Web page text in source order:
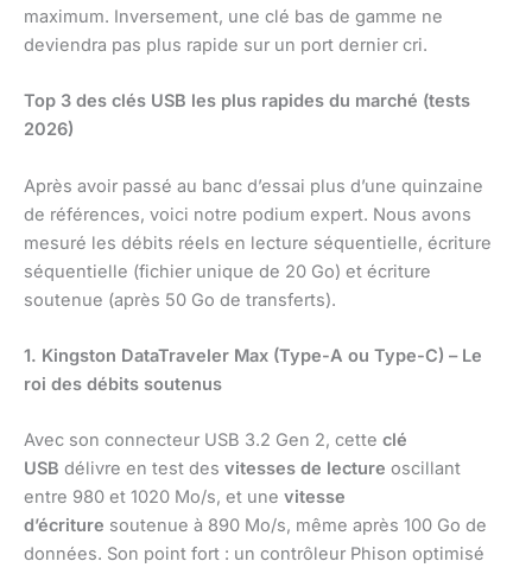
maximum. Inversement, une clé bas de gamme ne
deviendra pas plus rapide sur un port dernier cri.
Top 3 des clés USB les plus rapides du marché (tests
2026)
Après avoir passé au banc d’essai plus d’une quinzaine
de références, voici notre podium expert. Nous avons
mesuré les débits réels en lecture séquentielle, écriture
séquentielle (fichier unique de 20 Go) et écriture
soutenue (après 50 Go de transferts).
1. Kingston DataTraveler Max (Type-A ou Type-C) – Le
roi des débits soutenus
Avec son connecteur USB 3.2 Gen 2, cette clé
USB délivre en test des vitesses de lecture oscillant
entre 980 et 1020 Mo/s, et une vitesse
d’écriture soutenue à 890 Mo/s, même après 100 Go de
données. Son point fort : un contrôleur Phison optimisé